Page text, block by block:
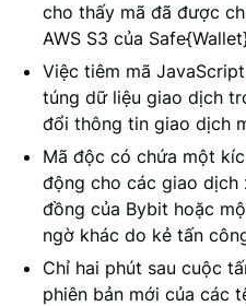
cho thấy mã đã được
AWS S3 của
Việc tiêm mã
túng dữ liệu giao dịch
đổi thông tin giao dịch
Mã độc có chứa một
động cho các giao
đồng của Bybit hoặc
ngờ khác do kẻ tấn
Chỉ hai phút sau cuộc
phiên bản mới của các